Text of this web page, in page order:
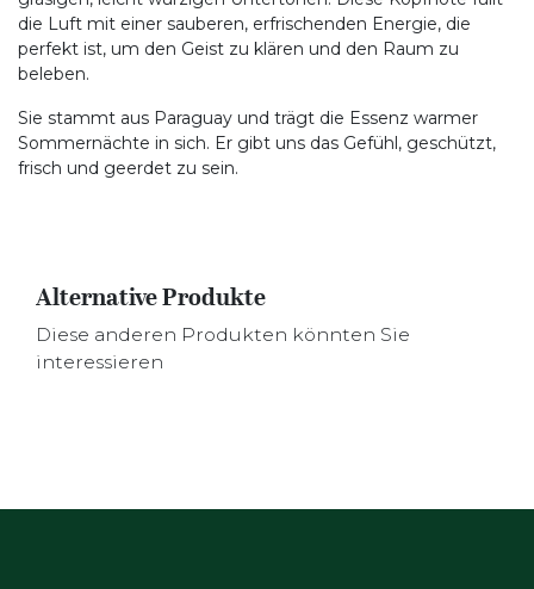
die Luft mit einer sauberen, erfrischenden Energie, die
perfekt ist, um den Geist zu klären und den Raum zu
beleben.
Sie stammt aus Paraguay und trägt die Essenz warmer
Sommernächte in sich. Er gibt uns das Gefühl, geschützt,
frisch und geerdet zu sein.
Alternative Produkte
Diese anderen Produkten könnten Sie
interessieren